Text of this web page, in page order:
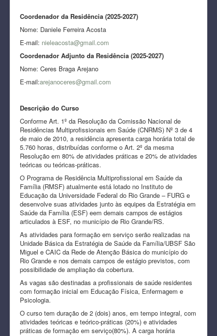
Coordenador da Residência (2025-2027)
Nome: Daniele Ferreira Acosta
E-mail: nieleacosta@gmail.com
Coordenador Adjunto da Residência (2025-2027)
Nome: Ceres Braga Arejano
E-mail:arejanoceres@gmail.com
Descrição do Curso
Conforme Art. 1º da Resolução da Comissão Nacional de
Residências Multiprofissionais em Saúde (CNRMS) Nº 3 de 4
de maio de 2010, a residência apresenta carga horária total de
5.760 horas, distribuídas conforme o Art. 2º da mesma
Resolução em 80% de atividades práticas e 20% de atividades
teóricas ou teóricas-práticas.
O Programa de Residência Multiprofissional em Saúde da
Família (RMSF) atualmente está lotado no Instituto de
Educação da Universidade Federal do Rio Grande – FURG e
desenvolve suas atividades junto às equipes da Estratégia em
Saúde da Família (ESF) eem demais campos de estágios
articulados à ESF, no município de Rio Grande/RS.
As atividades para formação em serviço serão realizadas na
Unidade Básica da Estratégia de Saúde da Família/UBSF São
Miguel e CAIC da Rede de Atenção Básica do município do
Rio Grande e nos demais campos de estágio previstos, com
possibilidade de ampliação da cobertura.
As vagas são destinadas a profissionais de saúde residentes
com formação inicial em Educação Física, Enfermagem e
Psicologia.
O curso tem duração de 2 (dois) anos, em tempo integral, com
atividades teóricas e teórico-práticas (20%) e atividades
práticas de formação em serviço(80%). A carga horária